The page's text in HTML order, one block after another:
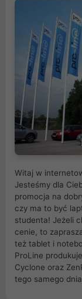
Witaj w
Jesteśmy dla
promocja na
czy ma to być
studenta! Jeżeli
cenie, to
też tablet i
ProLine
Cyclone oraz
tego samego